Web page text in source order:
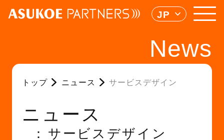
JP
News
トップ ニュース サービスデザイン
ニュース
サービスデザイン